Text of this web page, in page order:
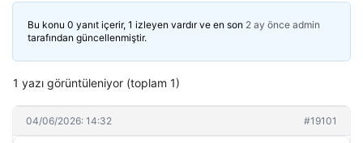
Bu konu 0 yanıt içerir, 1 izleyen vardır ve en son 2 ay önce admin
tarafından güncellenmiştir.
1 yazı görüntüleniyor (toplam 1)
04/06/2026: 14:32 #19101